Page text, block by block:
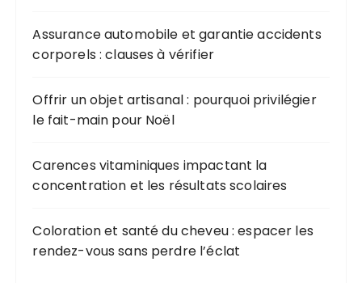
Assurance automobile et garantie accidents
corporels : clauses à vérifier
Offrir un objet artisanal : pourquoi privilégier
le fait-main pour Noël
Carences vitaminiques impactant la
concentration et les résultats scolaires
Coloration et santé du cheveu : espacer les
rendez-vous sans perdre l’éclat